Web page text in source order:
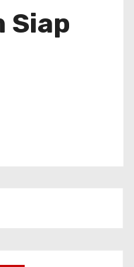
Siap